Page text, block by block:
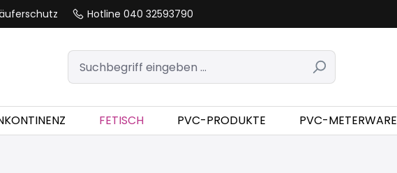
Hotline 040 32593790
FETISCH PVC-PRODUKTE PVC-METERWARE